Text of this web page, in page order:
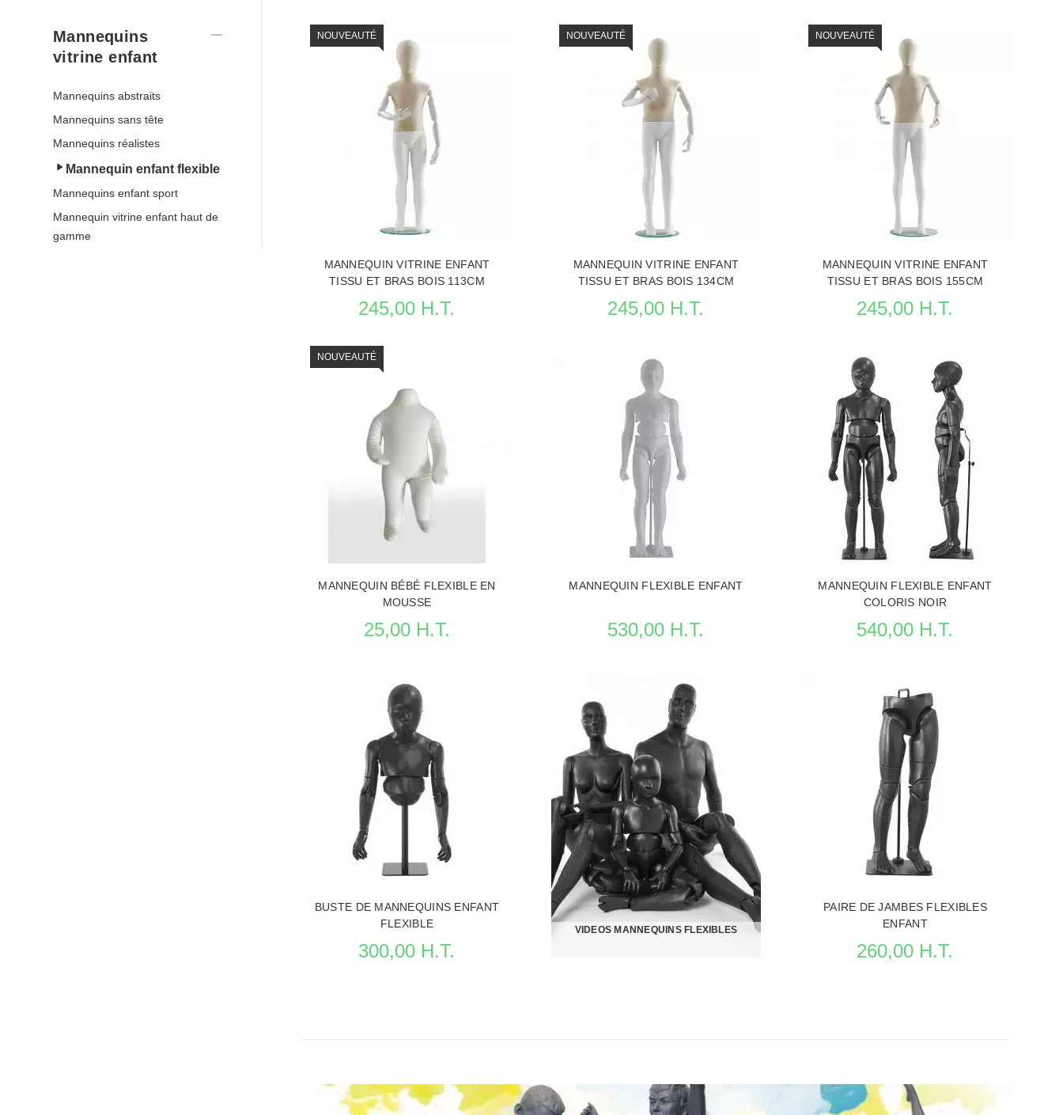
Mannequins
vitrine enfant
Mannequins abstraits
Mannequins sans tête
Mannequins réalistes
Mannequin enfant flexible
Mannequins enfant sport
Mannequin vitrine enfant haut de
gamme
NOUVEAUTÉ
MANNEQUIN VITRINE ENFANT
TISSU ET BRAS BOIS 113CM
245,00 H.T.
VOIR LA FICHE MANNEQUINS VITRINE
NOUVEAUTÉ
MANNEQUIN VITRINE ENFANT
TISSU ET BRAS BOIS 134CM
245,00 H.T.
VOIR LA FICHE MANNEQUINS VITRINE
NOUVEAUTÉ
MANNEQUIN VITRINE ENFANT
TISSU ET BRAS BOIS 155CM
245,00 H.T.
VOIR LA FICHE MANNEQUINS VITRINE
NOUVEAUTÉ
MANNEQUIN BÉBÉ FLEXIBLE EN
MOUSSE
25,00 H.T.
VOIR LA FICHE MANNEQUINS VITRINE
MANNEQUIN FLEXIBLE ENFANT
530,00 H.T.
VOIR LA FICHE MANNEQUINS VITRINE
MANNEQUIN FLEXIBLE ENFANT
COLORIS NOIR
540,00 H.T.
VOIR LA FICHE MANNEQUINS VITRINE
BUSTE DE MANNEQUINS ENFANT
FLEXIBLE
300,00 H.T.
VIDEOS MANNEQUINS FLEXIBLES
PAIRE DE JAMBES FLEXIBLES
ENFANT
260,00 H.T.